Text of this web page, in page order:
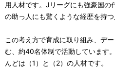
用人材です。Jリーグにも強豪国の
の助っ人にも驚くような経歴を持つ
この考え方で育成に取り組み、デ
む、約40名体制で活動しています
んどは（1）と（2）の人材です。